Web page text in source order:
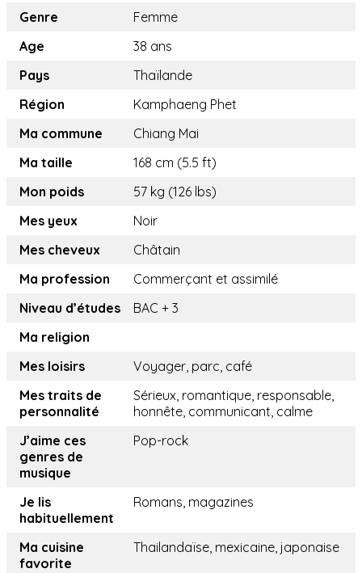
Genre
Femme
Age
38 ans
Pays
Thaïlande
Région
Kamphaeng Phet
Ma commune
Chiang Mai
Ma taille
168 cm (5.5 ft)
Mon poids
57 kg (126 lbs)
Mes yeux
Noir
Mes cheveux
Châtain
Ma profession
Commerçant et assimilé
Niveau d’études
BAC + 3
Ma religion
Mes loisirs
Voyager, parc, café
Mes traits de
personnalité
Sérieux, romantique, responsable,
honnête, communicant, calme
J’aime ces
genres de
musique
Pop-rock
Je lis
habituellement
Romans, magazines
Ma cuisine
favorite
Thailandaïse, mexicaine, japonaise